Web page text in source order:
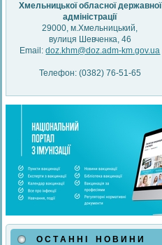
Хмельницької обласної державної
адміністрації
29000, м.Хмельницький,
вулиця Шевченка, 46
Email:doz.khm@doz.adm-km.gov.ua
Телефон: (0382) 76-51-65
О С Т А Н Н І Н О В И Н И